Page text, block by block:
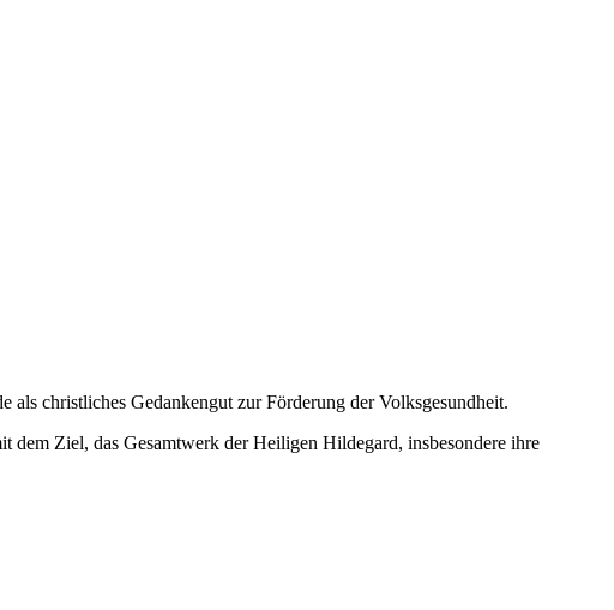
christliches Gedankengut zur Förderung der Volksgesundheit.
Ziel, das Gesamtwerk der Heiligen Hildegard, insbesondere ihre